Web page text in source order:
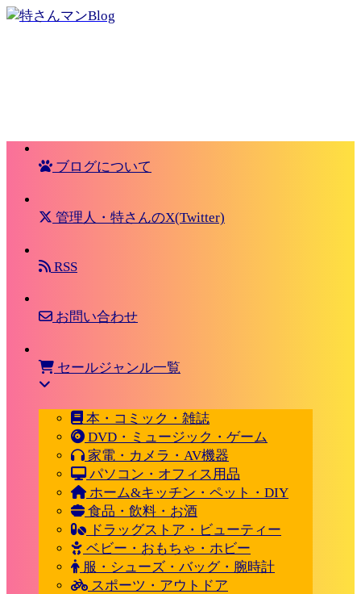
ブログについて
管理人・特さんのX(Twitter)
RSS
お問い合わせ
セールジャンル一覧
本・コミック・雑誌
DVD・ミュージック・ゲーム
家電・カメラ・AV機器
パソコン・オフィス用品
ホーム&キッチン・ペット・DIY
食品・飲料・お酒
ドラッグストア・ビューティー
ベビー・おもちゃ・ホビー
服・シューズ・バッグ・腕時計
スポーツ・アウトドア